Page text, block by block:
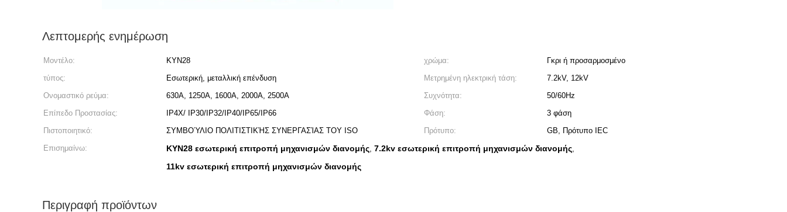
Λεπτομερής ενημέρωση
Μοντέλο: KYN28 χρώμα:
Γκρι ή προσαρμοσμένο
τύπος:
Εσωτερική, μεταλλική επένδυση Μετρημένη ηλεκτρική τάση:
7.2kV, 12kV
Ονομαστικό ρεύμα:
630A, 1250A, 1600A, 2000A, 2500A Συχνότητα:
50/60Hz
Επίπεδο Προστασίας:
IP4X/ IP30/IP32/IP40/IP65/IP66 Φάση:
3 φάση
Πιστοποιητικό:
ΣΥΜΒΟΎΛΙΟ ΠΟΛΙΤΙΣΤΙΚΉΣ ΣΥΝΕΡΓΑΣΊΑΣ ΤΟΥ ISO Πρότυπο:
GB, Πρότυπο IEC
Επισημαίνω:
KYN28 εσωτερική επιτροπή μηχανισμών διανομής, 7.2kv εσωτερική επιτροπή μηχανισμών διανομής,
11kv εσωτερική επιτροπή μηχανισμών διανομής
Περιγραφή προϊόντων